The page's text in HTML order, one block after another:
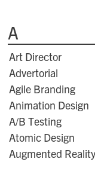
A
Art Director
Advertorial
Agile Branding
Animation Design
A/B Testing
Atomic Design
Augmented Reality